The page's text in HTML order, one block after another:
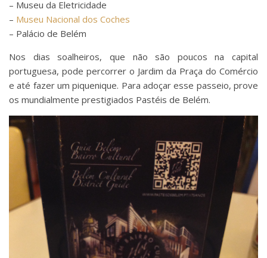
– Museu da Eletricidade
– Museu Nacional dos Coches
– Palácio de Belém
Nos dias soalheiros, que não são poucos na capital
portuguesa, pode percorrer o Jardim da Praça do Comércio
e até fazer um piquenique. Para adoçar esse passeio, prove
os mundialmente prestigiados Pastéis de Belém.